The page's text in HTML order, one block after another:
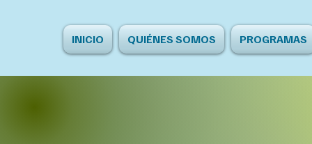
INICIO QUIÉNES SOMOS PROGRAMAS